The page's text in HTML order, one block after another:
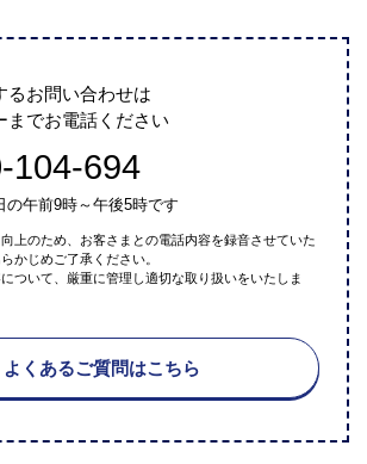
るお問い合わせは
までお電話ください
104-694
の午前9時～午後5時です
上のため、お客さまとの電話内容を録音させていた
かじめご了承ください。
ついて、厳重に管理し適切な取り扱いをいたしま
よくあるご質問はこちら